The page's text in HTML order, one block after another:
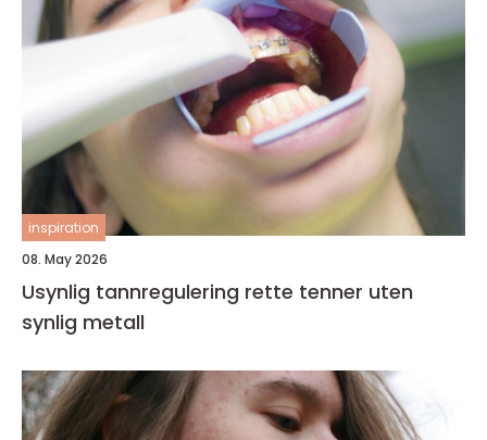
inspiration
08. May 2026
Usynlig tannregulering rette tenner uten
synlig metall